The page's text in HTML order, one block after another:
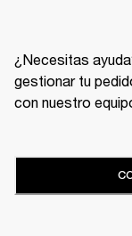
¿Necesitas
gestionar tu
con nuestro